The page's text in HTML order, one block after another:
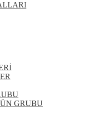
GRUBU